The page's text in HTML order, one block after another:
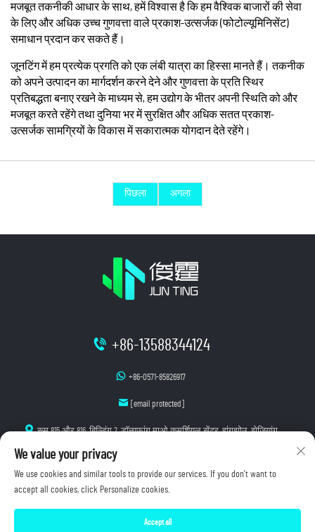
मजबूत तकनीकी आधार के साथ, हमें विश्वास है कि हम वैश्विक बाजारों की सेवा
के लिए और अधिक उच्च गुणवत्ता वाले प्रकाश-उत्सर्जक (फोटोल्यूमिनिसेंट)
समाधान प्रदान कर सकते हैं।
जूनटिंग में हम प्रत्येक प्रगति को एक लंबी यात्रा का हिस्सा मानते हैं। तकनीक
को अपने उत्पादन का मार्गदर्शन करने देने और गुणवत्ता के प्रति स्थिर
प्रतिबद्धता बनाए रखने के माध्यम से, हम उद्योग के भीतर अपनी स्थिति को और
मजबूत करते रहेंगे तथा दुनिया भर में सुरक्षित और अधिक सतत प्रकाश-
उत्सर्जक सामग्रियों के विकास में सकारात्मक योगदान देते रहेंगे।
पिछला अगला
+86-13588344124
+86-0571-85826917
[email protected]
रूम 815 और 816, बिल्डिंग 2, डॉन्गफांग माओ कमर्शियल सेंटर, हांगझोउ, झेजियांग
गोपनीयता नीति
We value your privacy
We use cookies and similar tools to provide our services. If you don't want to
accept all cookies, click Personalize cookies.
Accept all